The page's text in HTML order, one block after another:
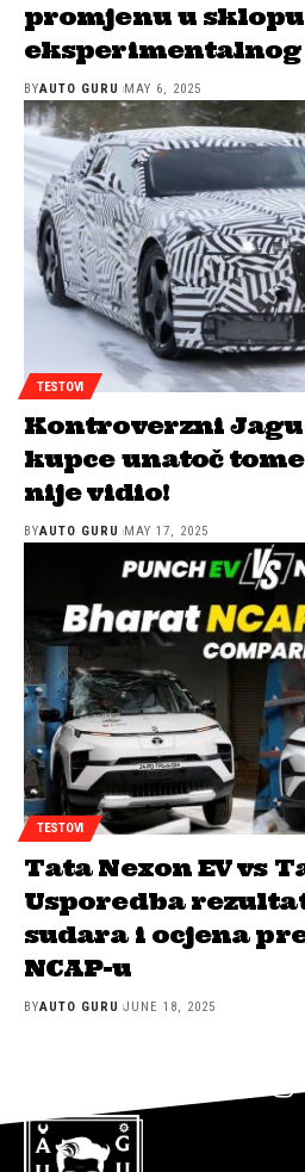
promjenu u sklopu
BYAUTO GURU MAY 6, 2025
TESTOVI
Kontroverzni
kupce unatoč
nije vidio!
BYAUTO GURU MAY 17, 2025
TESTOVI
Tata Nexon EV vs
Usporedba
sudara i ocjena
NCAP-u
BYAUTO GURU JUNE 18, 2025